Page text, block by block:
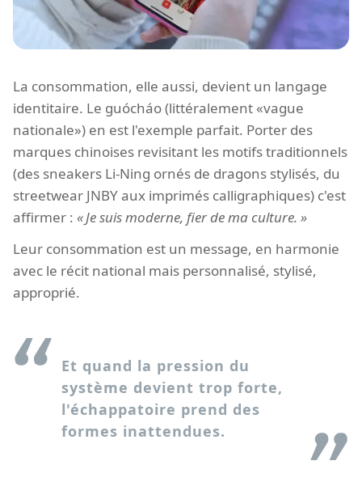
La consommation, elle aussi, devient un langage
identitaire. Le guócháo (littéralement «vague
nationale») en est l'exemple parfait. Porter des
marques chinoises revisitant les motifs traditionnels
(des sneakers Li-Ning ornés de dragons stylisés, du
streetwear JNBY aux imprimés calligraphiques) c'est
affirmer :
Je suis moderne, fier de ma culture.
Leur consommation est un message, en harmonie
avec le récit national mais personnalisé, stylisé,
approprié.
Et quand la pression du
système devient trop forte,
l'échappatoire prend des
formes inattendues.